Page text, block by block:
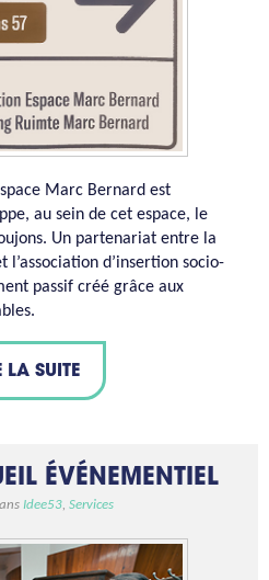
Marc Bernard est
au sein de cet espace, le
Un partenariat entre la
l’association d’insertion socio-
passif créé grâce aux
LA SUITE
ÉVÉNEMENTIEL
Idee53, Services